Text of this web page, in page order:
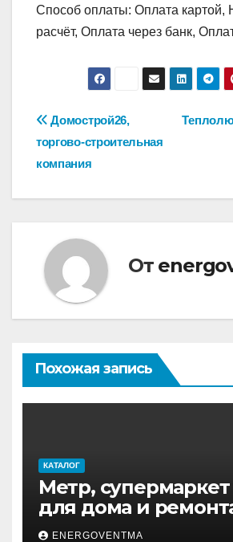
Способ оплаты: Оплата картой,
расчёт, Оплата через банк,
Навигация
по
записям
Домострой26,
торгово-строительная
компания
От
Похожая запись
КАТАЛОГ
Метр, супермаркет
для дома и
ENERGOVENTMA